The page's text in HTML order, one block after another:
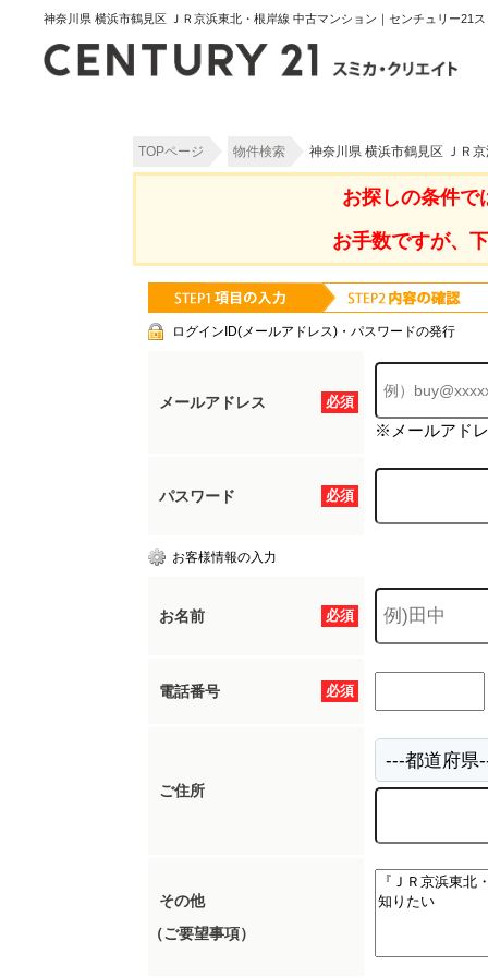
神奈川県 横浜市鶴見区 ＪＲ京浜東北・根岸線 中古マンション｜センチュリー21
TOPページ 物件検索 神奈川県 横浜市鶴見区 ＪＲ
お探しの条件で
お手数ですが、
ログインID(メールアドレス)・パスワードの発行
必須
メールアドレス
※メールアド
必須
パスワード
お客様情報の入力
必須
お名前
必須
電話番号
ご住所
その他
（ご要望事項）